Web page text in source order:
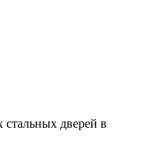
дверей в